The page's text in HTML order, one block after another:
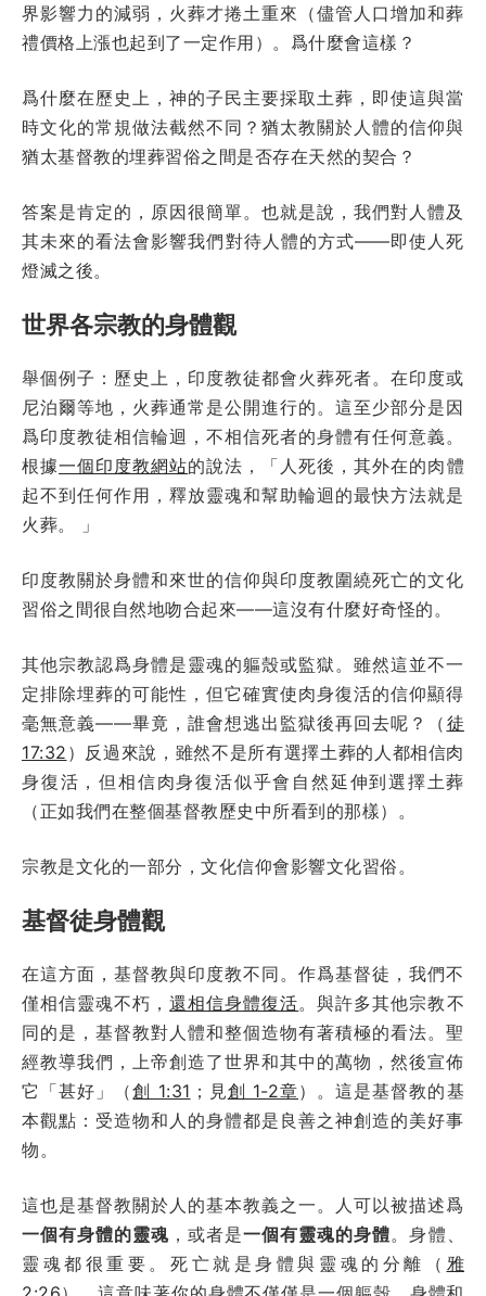
界影響力的減弱，火葬才捲土重來（儘管人口增加和葬
禮價格上漲也起到了一定作用）。爲什麼會這樣？
爲什麼在歷史上，神的子民主要採取土葬，即使這與當
時文化的常規做法截然不同？猶太教關於人體的信仰與
猶太基督教的埋葬習俗之間是否存在天然的契合？
答案是肯定的，原因很簡單。也就是說，我們對人體及
其未來的看法會影響我們對待人體的方式——即使人死
燈滅之後。
世界各宗教的身體觀
舉個例子：歷史上，印度教徒都會火葬死者。在印度或
尼泊爾等地，火葬通常是公開進行的。這至少部分是因
爲印度教徒相信輪迴，不相信死者的身體有任何意義。
根據一個印度教網站的說法，「人死後，其外在的肉體
起不到任何作用，釋放靈魂和幫助輪迴的最快方法就是
火葬。 」
印度教關於身體和來世的信仰與印度教圍繞死亡的文化
習俗之間很自然地吻合起來——這沒有什麼好奇怪的。
其他宗教認爲身體是靈魂的軀殼或監獄。雖然這並不一
定排除埋葬的可能性，但它確實使肉身復活的信仰顯得
毫無意義——畢竟，誰會想逃出監獄後再回去呢？（ 徒
17:32 ）反過來說，雖然不是所有選擇土葬的人都相信肉
身復活，但相信肉身復活似乎會自然延伸到選擇土葬
（正如我們在整個基督教歷史中所看到的那樣）。
宗教是文化的一部分，文化信仰會影響文化習俗。
基督徒身體觀
在這方面，基督教與印度教不同。作爲基督徒，我們不
僅相信靈魂不朽，還相信身體復活。與許多其他宗教不
同的是，基督教對人體和整個造物有著積極的看法。聖
經教導我們，上帝創造了世界和其中的萬物，然後宣佈
它「甚好」（創 1:31 ；見創 1-2章）。這是基督教的基
本觀點：受造物和人的身體都是良善之神創造的美好事
物。
這也是基督教關於人的基本教義之一。人可以被描述爲
一個有身體的靈魂 ，或者是一個有靈魂的身體。身體、
靈魂都很重要。死亡就是身體與靈魂的分離（ 雅